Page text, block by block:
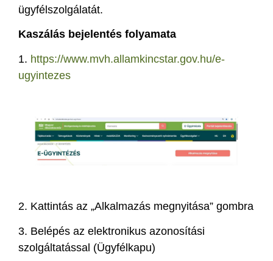
ügyfélszolgálatát.
Kaszálás bejelentés folyamata
1. https://www.mvh.allamkincstar.gov.hu/e-
ugyintezes
2. Kattintás az „Alkalmazás megnyitása” gombra
3. Belépés az elektronikus azonosítási
szolgáltatással (Ügyfélkapu)